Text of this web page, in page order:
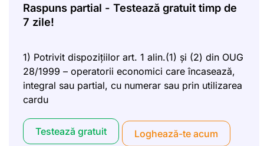
Raspuns partial - Testează gratuit timp de
7 zile!
1) Potrivit dispozițiilor art. 1 alin.(1) și (2) din OUG
28/1999 – operatorii economici care încasează,
integral sau partial, cu numerar sau prin utilizarea
cardu
Testează gratuit Loghează-te acum